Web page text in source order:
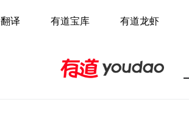
翻译 有道宝库 有道龙虾